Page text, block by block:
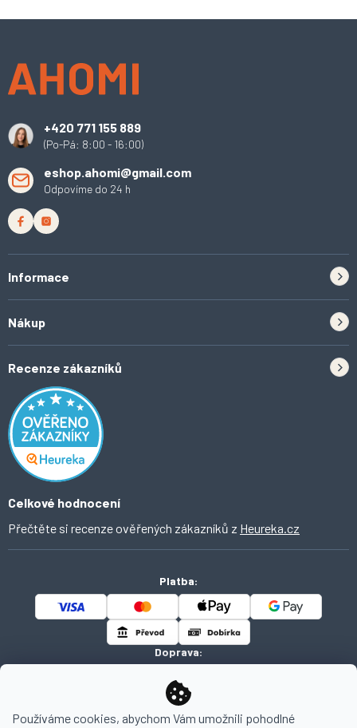
Používáme cookies, abychom Vám umožnili pohodlné
l
y
s
+420 771 155 889
(Po-Pá: 8:00 - 16:00)
eshop.ahomi@gmail.com
Odpovíme do 24 h
Informace
Tipy do kuchyně
Inspirace a trendy
Domácí vychytávky
O Ahomi
Nákup
Odstoupení od smlouvy
Obchodní podmínky
Ochrana osobních údajů
Recenze zákazníků
Celkové hodnocení
Přečtěte si recenze ověřených zákazníků z Heureka.cz
Platba:
Doprava: